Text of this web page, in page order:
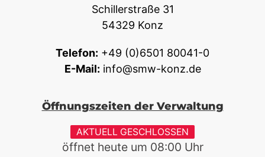
Schillerstraße 31
54329 Konz
Telefon: +49 (0)6501 80041-0
E-Mail: info@smw-konz.de
Öffnungszeiten der Verwaltung
AKTUELL GESCHLOSSEN
öffnet heute um 08:00 Uhr